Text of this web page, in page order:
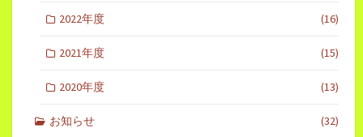
2022年度 (16)
2021年度 (15)
2020年度 (13)
お知らせ (32)